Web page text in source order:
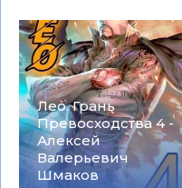
Лео. Грань
Превосходства 4 -
Алексей
Валерьевич
Шмаков